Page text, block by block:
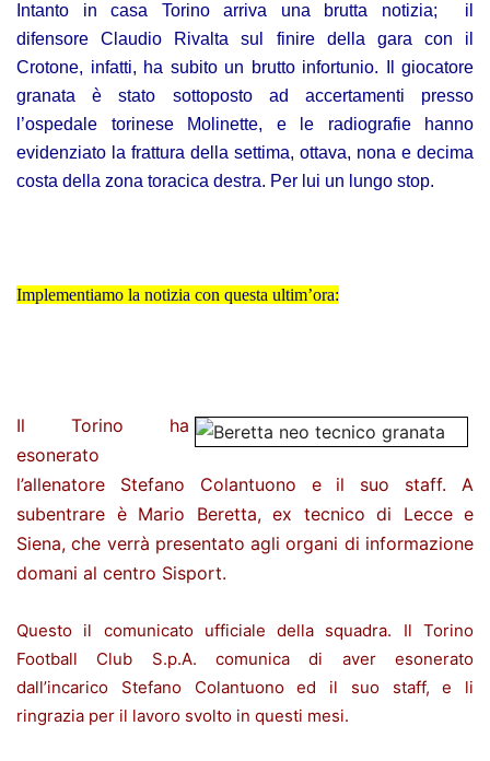
Intanto in casa Torino arriva una brutta notizia; il
difensore Claudio Rivalta sul finire della gara con il
Crotone, infatti, ha subito un brutto infortunio. Il giocatore
granata è stato sottoposto ad accertamenti presso
l’ospedale torinese Molinette, e le radiografie hanno
evidenziato la frattura della settima, ottava, nona e decima
costa della zona toracica destra. Per lui un lungo stop.
Implementiamo la notizia con questa ultim’ora:
Il Torino ha
esonerato
l’allenatore Stefano Colantuono e il suo staff. A
subentrare è Mario Beretta, ex tecnico di Lecce e
Siena, che verrà presentato agli organi di informazione
domani al centro Sisport.
Questo il comunicato ufficiale della squadra. Il Torino
Football Club S.p.A. comunica di aver esonerato
dall’incarico Stefano Colantuono ed il suo staff, e li
ringrazia per il lavoro svolto in questi mesi.